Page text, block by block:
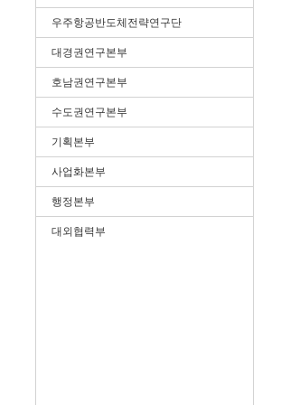
우주항공반도체전략연구단
대경권연구본부
호남권연구본부
수도권연구본부
기획본부
사업화본부
행정본부
대외협력부